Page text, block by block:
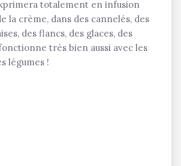
totalement en infusion
la crème, dans des cannelés, des
des flancs, des glaces, des
très bien aussi avec les
légumes !